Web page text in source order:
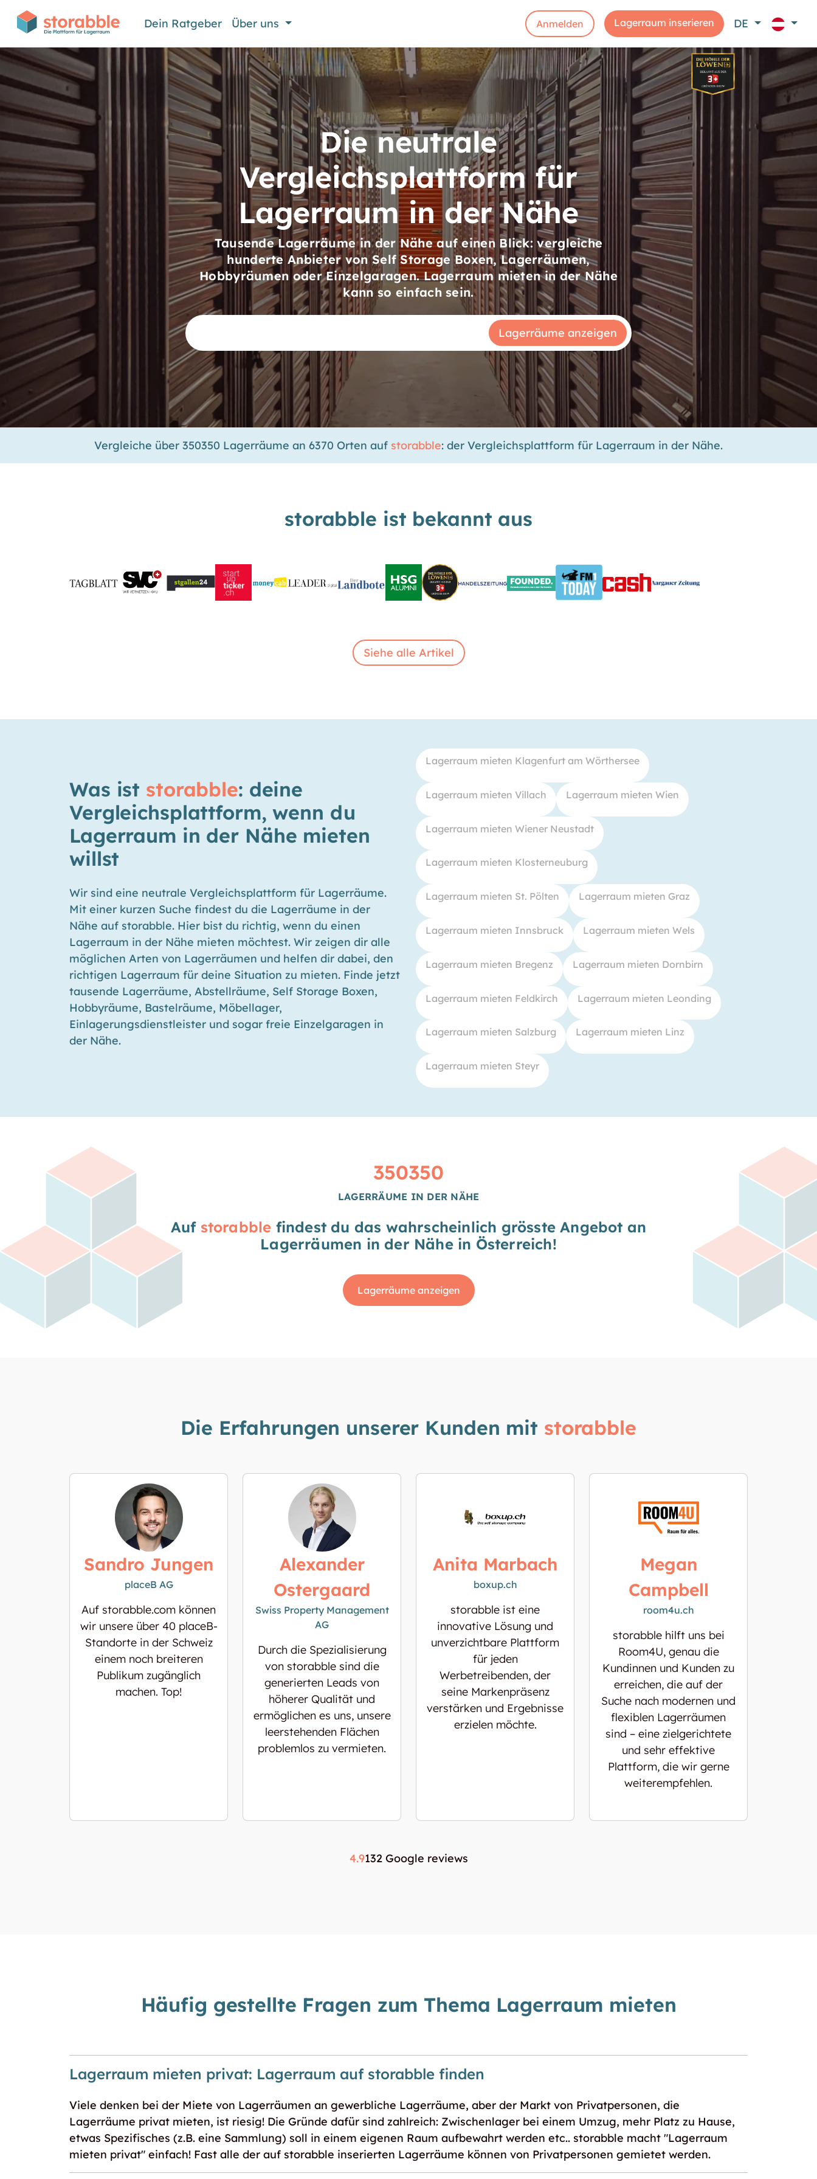
Dein Ratgeber Über uns Anmelden Lagerraum inserieren DE
Die neutrale
Vergleichsplattform für
Lagerraum in der Nähe
Tausende Lagerräume in der Nähe auf einen Blick: vergleiche
hunderte Anbieter von Self Storage Boxen, Lagerräumen,
Hobbyräumen oder Einzelgaragen. Lagerraum mieten in der Nähe
kann so einfach sein.
Vergleiche über 350350 Lagerräume an 6370 Orten auf storabble: der Vergleichsplattform für Lagerraum in der Nähe.
storabble ist bekannt aus
Siehe alle Artikel
Was ist storabble: deine
Vergleichsplattform, wenn du
Lagerraum in der Nähe mieten
willst
Wir sind eine neutrale Vergleichsplattform für Lagerräume.
Mit einer kurzen Suche findest du die Lagerräume in der
Nähe auf storabble. Hier bist du richtig, wenn du einen
Lagerraum in der Nähe mieten möchtest. Wir zeigen dir alle
möglichen Arten von Lagerräumen und helfen dir dabei, den
richtigen Lagerraum für deine Situation zu mieten. Finde jetzt
tausende Lagerräume, Abstellräume, Self Storage Boxen,
Hobbyräume, Bastelräume, Möbellager,
Einlagerungsdienstleister und sogar freie Einzelgaragen in
der Nähe.
Lagerraum mieten Klagenfurt am Wörthersee
Lagerraum mieten Villach Lagerraum mieten Wien
Lagerraum mieten Wiener Neustadt
Lagerraum mieten Klosterneuburg
Lagerraum mieten St. Pölten Lagerraum mieten Graz
Lagerraum mieten Innsbruck Lagerraum mieten Wels
Lagerraum mieten Bregenz Lagerraum mieten Dornbirn
Lagerraum mieten Feldkirch Lagerraum mieten Leonding
Lagerraum mieten Salzburg Lagerraum mieten Linz
Lagerraum mieten Steyr
350350
LAGERRÄUME IN DER NÄHE
Auf storabble findest du das wahrscheinlich grösste Angebot an
Lagerräumen in der Nähe in Österreich!
Lagerräume anzeigen
Die Erfahrungen unserer Kunden mit storabble
Sandro Jungen
placeB AG
Auf storabble.com können
wir unsere über 40 placeB-
Standorte in der Schweiz
einem noch breiteren
Publikum zugänglich
machen. Top!
Alexander
Ostergaard
Swiss Property Management
AG
Durch die Spezialisierung
von storabble sind die
generierten Leads von
höherer Qualität und
ermöglichen es uns, unsere
leerstehenden Flächen
problemlos zu vermieten.
Anita Marbach
boxup.ch
storabble ist eine
innovative Lösung und
unverzichtbare Plattform
für jeden
Werbetreibenden, der
seine Markenpräsenz
verstärken und Ergebnisse
erzielen möchte.
Megan
Campbell
room4u.ch
storabble hilft uns bei
Room4U, genau die
Kundinnen und Kunden zu
erreichen, die auf der
Suche nach modernen und
flexiblen Lagerräumen
sind – eine zielgerichtete
und sehr effektive
Plattform, die wir gerne
weiterempfehlen.
4.9132 Google reviews
Häufig gestellte Fragen zum Thema Lagerraum mieten
Lagerraum mieten privat: Lagerraum auf storabble finden
Viele denken bei der Miete von Lagerräumen an gewerbliche Lagerräume, aber der Markt von Privatpersonen, die
Lagerräume privat mieten, ist riesig! Die Gründe dafür sind zahlreich: Zwischenlager bei einem Umzug, mehr Platz zu Hause,
etwas Spezifisches (z.B. eine Sammlung) soll in einem eigenen Raum aufbewahrt werden etc.. storabble macht "Lagerraum
mieten privat" einfach! Fast alle der auf storabble inserierten Lagerräume können von Privatpersonen gemietet werden.